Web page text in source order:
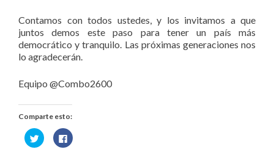
Contamos con todos ustedes, y los invitamos a que
juntos demos este paso para tener un país más
democrático y tranquilo. Las próximas generaciones nos
lo agradecerán.
Equipo @Combo2600
Comparte esto:
Haz
clic
Haz
clic